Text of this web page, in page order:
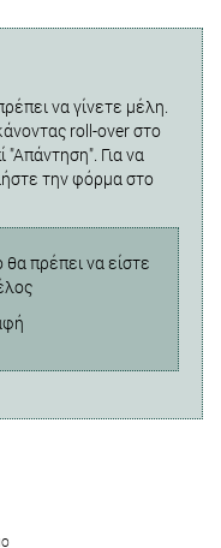
να γίνετε μέλη.
roll-over στο
"Απάντηση". Για να
την φόρμα στο
πρέπει να είστε